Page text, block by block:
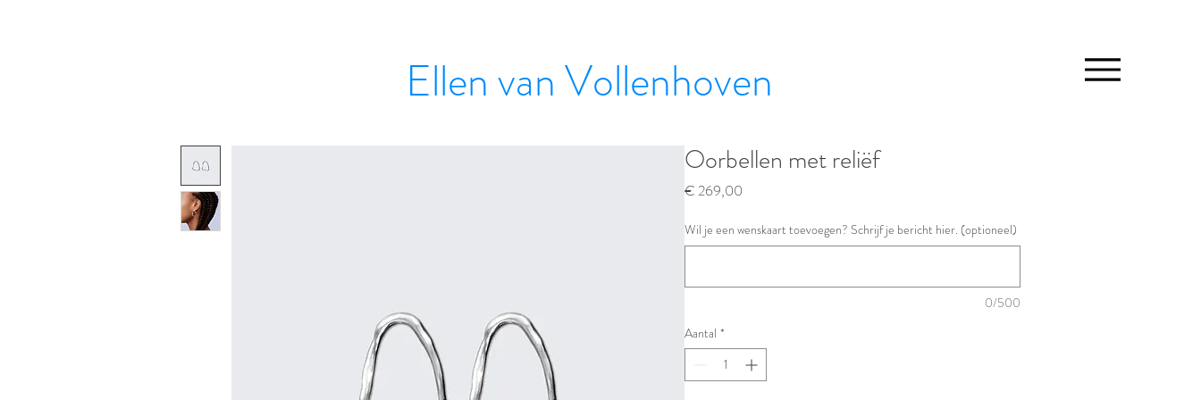
Ellen van Vollenhoven
Oorbellen met reliëf
€ 269,00
Wil je een wenskaart toevoegen? Schrijf je bericht hier. (optioneel)
0/500
Aantal *